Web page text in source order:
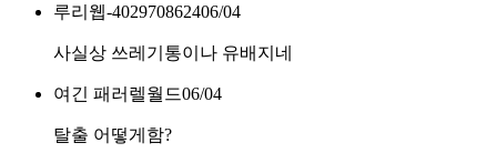
루리웹-402970862406/04
사실상 쓰레기통이나 유배지네
여긴 패러렐월드06/04
탈출 어떻게함?